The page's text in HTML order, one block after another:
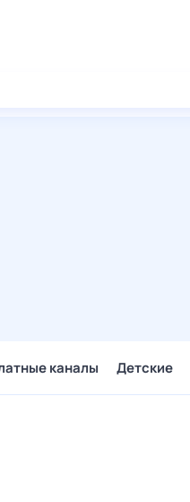
каналы Детские